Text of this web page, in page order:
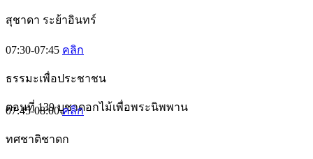
สุชาดา ระย้าอินทร์
07:30-07:45 คลิก
ธรรมะเพื่อประชาชน
ตอนที่ 139 บูชาดอกไม้เพื่อพระนิพพาน
07:45-08:00คลิก
ทศชาติชาดก